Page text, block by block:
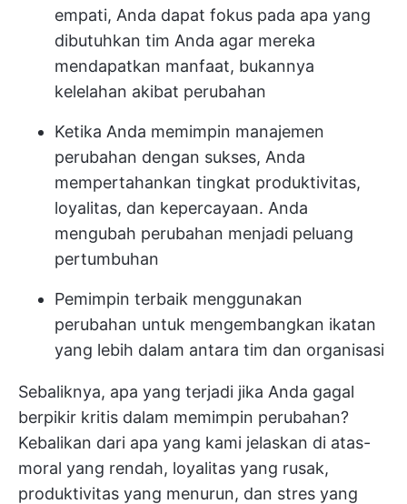
empati, Anda dapat fokus pada apa yang
dibutuhkan tim Anda agar mereka
mendapatkan manfaat, bukannya
kelelahan akibat perubahan
Ketika Anda memimpin manajemen
perubahan dengan sukses, Anda
mempertahankan tingkat produktivitas,
loyalitas, dan kepercayaan. Anda
mengubah perubahan menjadi peluang
pertumbuhan
Pemimpin terbaik menggunakan
perubahan untuk mengembangkan ikatan
yang lebih dalam antara tim dan organisasi
Sebaliknya, apa yang terjadi jika Anda gagal
berpikir kritis dalam memimpin perubahan?
Kebalikan dari apa yang kami jelaskan di atas-
moral yang rendah, loyalitas yang rusak,
produktivitas yang menurun, dan stres yang